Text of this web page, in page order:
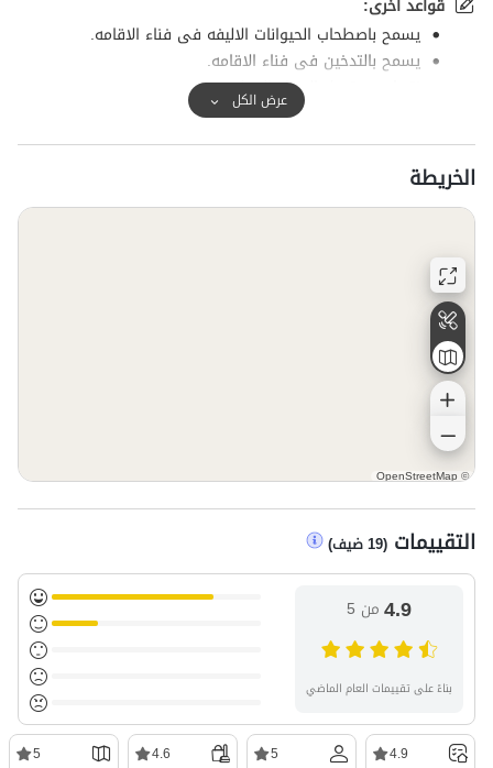
قواعد أخرى:
یسمح باصطحاب الحیوانات الالیفه فی فناء الاقامه.
یسمح بالتدخین فی فناء الاقامه.
نتعذر عن قبول الافراد المحلیین.
نتعذر عن قبول العائلات التی لدیها اطفال.
عرض الكل
الخريطة
©
OpenStreetMap
التقييمات (
19ضيف)
4.9من 5
بناءً على تقييمات العام الماضي
4.9
5
4.6
5